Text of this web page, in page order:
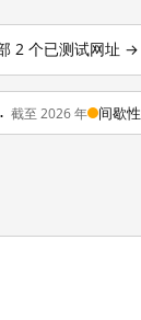
2 个已测试网址 →
08701?func=find-b-0 截至 2026 年 间歇性